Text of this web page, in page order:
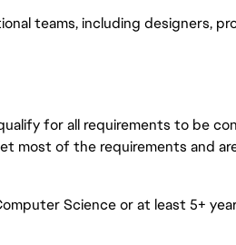
teams, including designers,
for all requirements to be
most of the requirements and
Science or at least 5+